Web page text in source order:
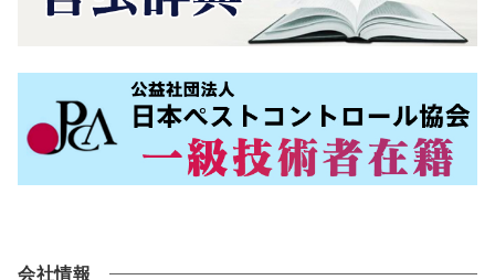
会社情報